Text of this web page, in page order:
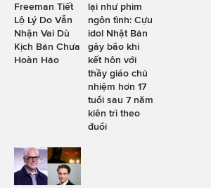
Freeman Tiết
Lộ Lý Do Vẫn
Nhận Vai Dù
Kịch Bản Chưa
Hoàn Hảo
lại như phim
ngôn tình: Cựu
idol Nhật Bản
gây bão khi
kết hôn với
thầy giáo chủ
nhiệm hơn 17
tuổi sau 7 năm
kiên trì theo
đuổi